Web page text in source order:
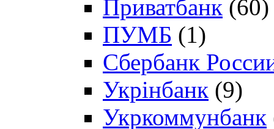
Приватбанк (60)
ПУМБ (1)
Сбербанк
Укрінбанк (9)
Укркоммунбанк